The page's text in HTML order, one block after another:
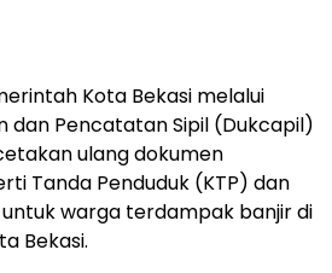
Kota Bekasi melalui
dan Pencatatan Sipil (Dukcapil)
ulang dokumen
Tanda Penduduk (KTP) dan
warga terdampak banjir di
Bekasi.